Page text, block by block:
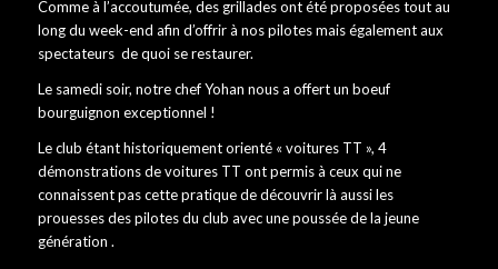
Comme à l’accoutumée, des grillades ont été proposées tout au
long du week-end afin d’offrir à nos pilotes mais également aux
spectateurs de quoi se restaurer.
Le samedi soir, notre chef Yohan nous a offert un boeuf
bourguignon exceptionnel !
Le club étant historiquement orienté « voitures TT », 4
démonstrations de voitures TT ont permis à ceux qui ne
connaissent pas cette pratique de découvrir là aussi les
prouesses des pilotes du club avec une poussée de la jeune
génération .